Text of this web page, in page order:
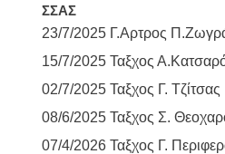
ΣΣΑΣ
23/7/2025 Γ.Αρτρος
15/7/2025 Ταξχος
02/7/2025 Ταξχος Γ. Τζίτσας
08/6/2025 Ταξχος Σ.
07/4/2026 Ταξχος Γ.